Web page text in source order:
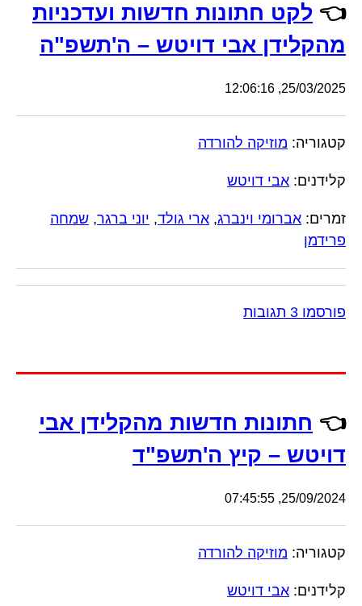
👈 לקט חתונות חדשות ועדכניות
מהקלידן אבי דויטש – ה'תשפ"ה
25/03/2025, 12:06:16
קטגוריה: מוזיקה להורדה
קלידנים: אבי דויטש
זמרים: אברומי וינברג, ארי גולד, יוני ברגר, שמחה
פרידמן
פורסמו 3 תגובות
👈 חתונות חדשות מהקלידן אבי
דויטש – קיץ ה'תשפ"ד
25/09/2024, 07:45:55
קטגוריה: מוזיקה להורדה
קלידנים: אבי דויטש